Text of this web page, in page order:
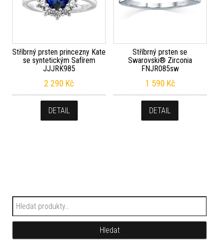
Stříbrný prsten princezny Kate
se syntetickým Safírem
JJJRK985
2 290 Kč
DETAIL
Stříbrný prsten se
Swarovski® Zirconia
FNJR085sw
1 590 Kč
DETAIL
Hledat:
Hledat